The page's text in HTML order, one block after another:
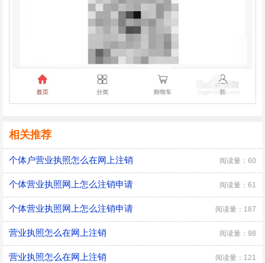
相关推荐
个体户营业执照怎么在网上注销 阅读量：60
个体营业执照网上怎么注销申请 阅读量：61
个体营业执照网上怎么注销申请 阅读量：187
营业执照怎么在网上注销 阅读量：98
营业执照怎么在网上注销 阅读量：121